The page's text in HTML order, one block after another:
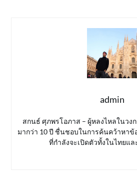
admin
สกนธ์ ศุภพรโอภาส – ผู้หลงไหลในวง
มากว่า 10 ปี ชื่นชอบในการค้นคว้าหา
ที่กำลังจะเปิดตัวทั้งในไทยแล